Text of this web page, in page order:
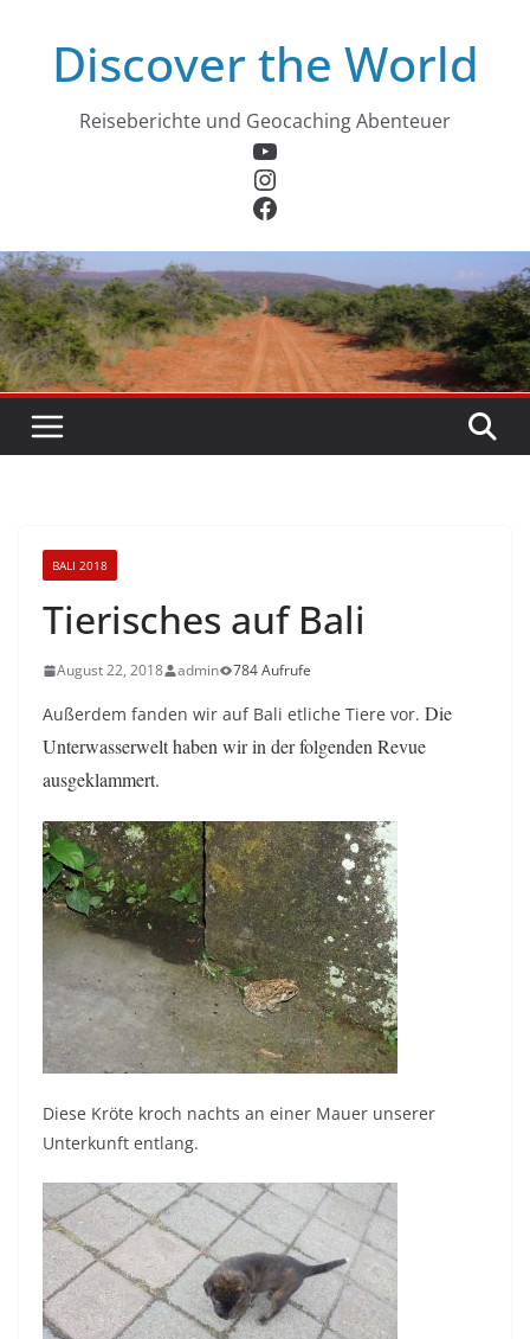
springenDiscover the World
Reiseberichte und Geocaching Abenteuer
YouTube
Instagram
Facebook
BALI 2018
Tierisches auf Bali
August 22, 2018 admin 784 Aufrufe
Außerdem fanden wir auf Bali etliche Tiere vor. Die
Unterwasserwelt haben wir in der folgenden Revue
ausgeklammert.
Diese Kröte kroch nachts an einer Mauer unserer
Unterkunft entlang.